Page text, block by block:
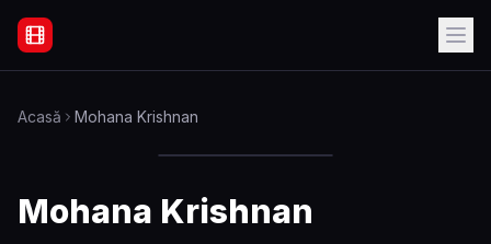
Filme Online Subtitrate - Acasă
Acasă Mohana Krishnan
Mohana Krishnan